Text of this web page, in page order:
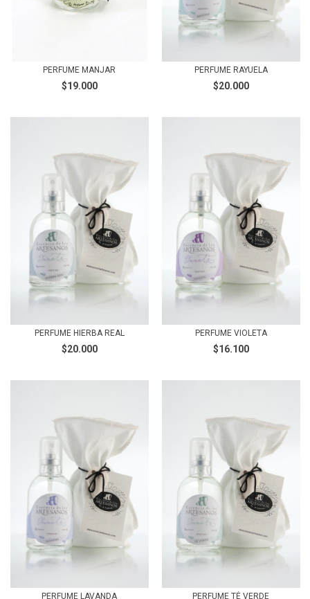
PERFUME MANJAR
$19.000
PERFUME RAYUELA
$20.000
PERFUME HIERBA REAL
$20.000
PERFUME VIOLETA
$16.100
PERFUME LAVANDA PERFUME TÉ VERDE